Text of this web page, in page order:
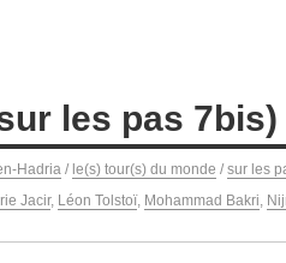
les pas 7bis)
Hadria / le(s) tour(s) du monde / sur les
Jacir, Léon Tolstoï, Mohammad Bakri,